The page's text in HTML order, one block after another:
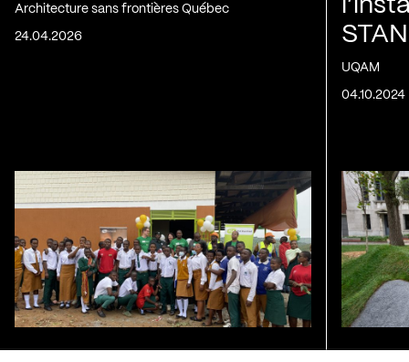
Architecture sans frontières Québec
24.04.2026
UQAM
04.10.2024